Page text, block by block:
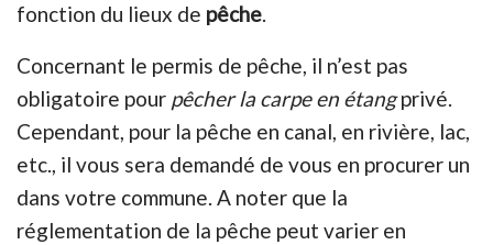
fonction du lieux de pêche.
Concernant le permis de pêche, il n’est pas
obligatoire pour pêcher la carpe en étangprivé.
Cependant, pour la pêche en canal, en rivière, lac,
etc., il vous sera demandé de vous en procurer un
dans votre commune. A noter que la
réglementation de la pêche peut varier en